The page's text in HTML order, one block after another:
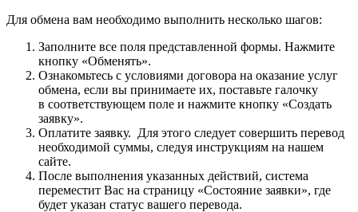
Для обмена вам необходимо выполнить несколько шагов:
Заполните все поля представленной формы. Нажмите
кнопку «Обменять».
Ознакомьтесь с условиями договора на оказание услуг
обмена, если вы принимаете их, поставьте галочку
в соответствующем поле и нажмите кнопку «Создать
заявку».
Оплатите заявку. Для этого следует совершить перевод
необходимой суммы, следуя инструкциям на нашем
сайте.
После выполнения указанных действий, система
переместит Вас на страницу «Состояние заявки», где
будет указан статус вашего перевода.